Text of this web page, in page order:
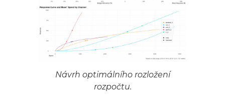
Návrh optimálního rozložení
rozpočtu.